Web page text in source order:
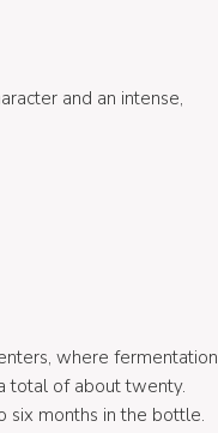
and an intense,
where fermentation
total of about twenty.
six months in the bottle.